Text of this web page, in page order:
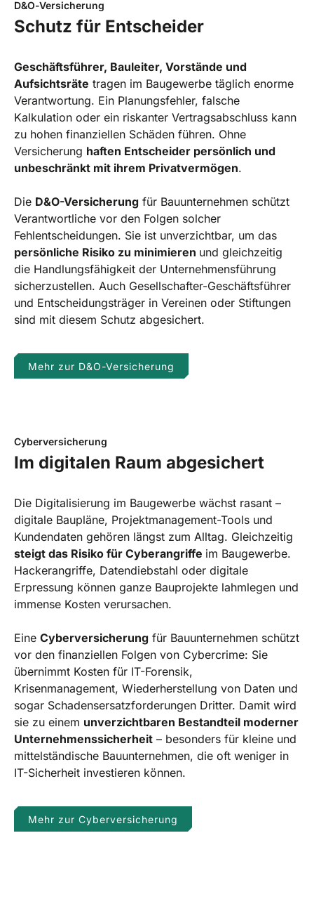
D&O-Versicherung
Schutz für Entscheider
Geschäftsführer, Bauleiter, Vorstände und
Aufsichtsräte tragen im Baugewerbe täglich enorme
Verantwortung. Ein Planungsfehler, falsche
Kalkulation oder ein riskanter Vertragsabschluss kann
zu hohen finanziellen Schäden führen. Ohne
Versicherung haften Entscheider persönlich und
unbeschränkt mit ihrem Privatvermögen.
Die D&O-Versicherung für Bauunternehmen schützt
Verantwortliche vor den Folgen solcher
Fehlentscheidungen. Sie ist unverzichtbar, um das
persönliche Risiko zu minimieren und gleichzeitig
die Handlungsfähigkeit der Unternehmensführung
sicherzustellen. Auch Gesellschafter-Geschäftsführer
und Entscheidungsträger in Vereinen oder Stiftungen
sind mit diesem Schutz abgesichert.
Mehr zur D&O-Versicherung
Cyberversicherung
Im digitalen Raum abgesichert
Die Digitalisierung im Baugewerbe wächst rasant –
digitale Baupläne, Projektmanagement-Tools und
Kundendaten gehören längst zum Alltag. Gleichzeitig
steigt das Risiko für Cyberangriffe im Baugewerbe.
Hackerangriffe, Datendiebstahl oder digitale
Erpressung können ganze Bauprojekte lahmlegen und
immense Kosten verursachen.
Eine Cyberversicherung für Bauunternehmen schützt
vor den finanziellen Folgen von Cybercrime: Sie
übernimmt Kosten für IT-Forensik,
Krisenmanagement, Wiederherstellung von Daten und
sogar Schadensersatzforderungen Dritter. Damit wird
sie zu einem unverzichtbaren Bestandteil moderner
Unternehmenssicherheit – besonders für kleine und
mittelständische Bauunternehmen, die oft weniger in
IT-Sicherheit investieren können.
Mehr zur Cyberversicherung